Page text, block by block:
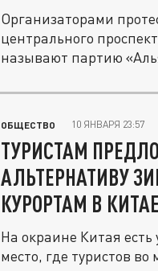
Организаторами
центрального
называют партию
ОБЩЕСТВО 10 ЯНВАРЯ 23:57
ТУРИСТАМ
АЛЬТЕРНАТИВУ
КУРОРТАМ В КИТАЕ
На окраине Китая есть
место, где туристов